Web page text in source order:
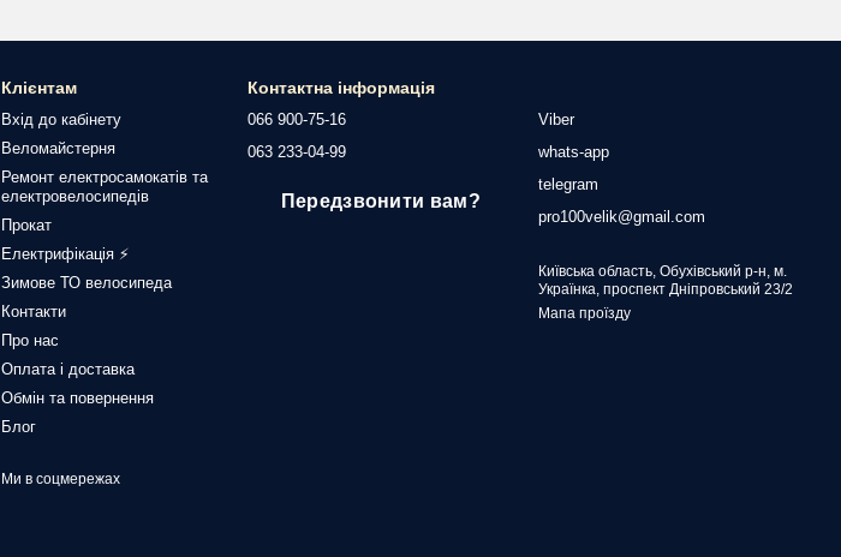
Клієнтам
Вхід до кабінету
Веломайстерня
Ремонт електросамокатів та
електровелосипедів
Прокат
Електрифікація ⚡
Зимове ТО велосипеда
Контакти
Про нас
Оплата і доставка
Обмін та повернення
Блог
Ми в соцмережах
Контактна інформація
066 900-75-16
063 233-04-99
Передзвонити вам?
Viber
whats-app
telegram
pro100velik@gmail.com
Київська область, Обухівський р-н, м.
Українка, проспект Дніпровський 23/2
Мапа проїзду